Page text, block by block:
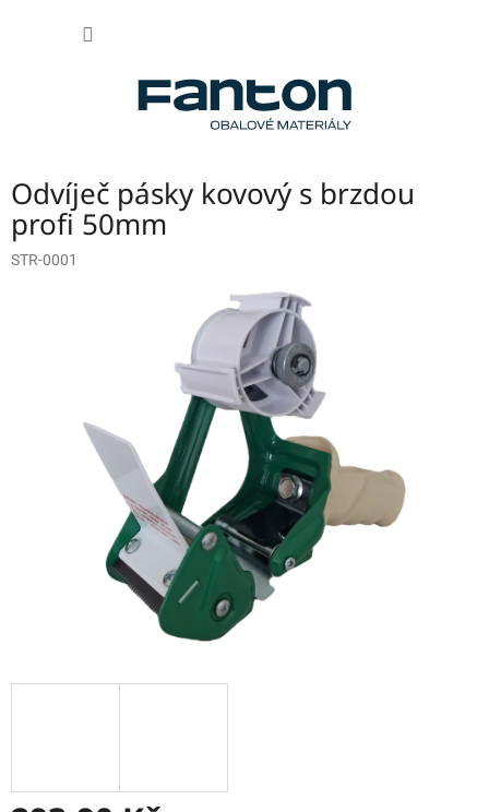
Odvíječ pásky kovový s brzdou
profi 50mm
STR-0001